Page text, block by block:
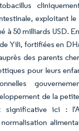
exploitant
à 50 milliards USD.
Yili, fortifiées en
des parents
pour leurs
de la
significative ici :